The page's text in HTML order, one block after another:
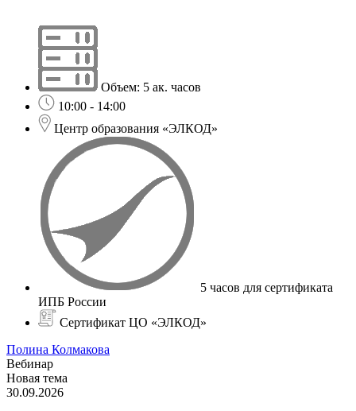
Объем: 5 ак. часов
10:00 - 14:00
Центр образования «ЭЛКОД»
5 часов для сертификата
ИПБ России
Сертификат ЦО «ЭЛКОД»
Полина Колмакова
Вебинар
Новая тема
30.09.2026